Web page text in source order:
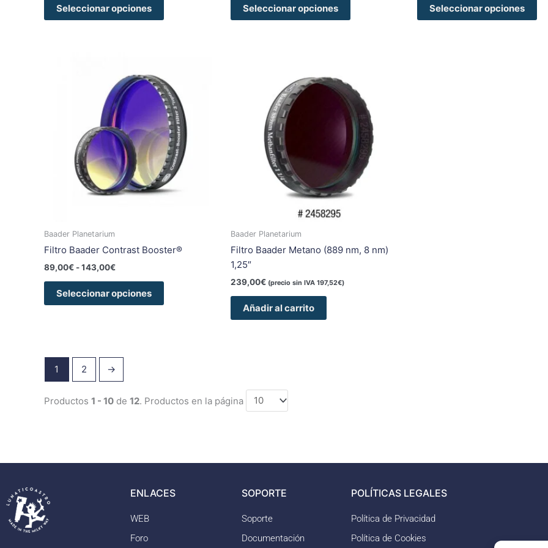
Seleccionar opciones Seleccionar opciones Seleccionar opciones
Baader Planetarium
Filtro Baader Contrast Booster®
89,00€ -143,00€
precios:
desde
89,00€
hasta
143,00€
Seleccionar opciones
tiene
múltiples
variantes.
Las
opciones
se
pueden
elegir
de
Baader Planetarium
Filtro Baader Metano (889 nm, 8 nm)
1,25″
239,00€ (precio sin IVA 197,52€)
Añadir al carrito
1 2 →
Productos 1 - 10 de 12. Productos en la página
ENLACES
WEB
Foro
SOPORTE
Soporte
Documentación
POLÍTICAS LEGALES
Política de Privacidad
Política de Cookies